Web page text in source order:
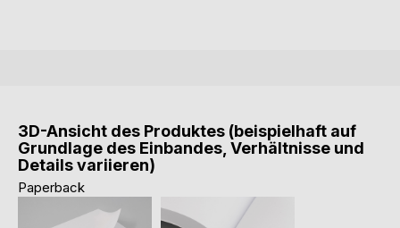
3D-Ansicht des Produktes (beispielhaft auf
Grundlage des Einbandes, Verhältnisse und
Details variieren)
Paperback